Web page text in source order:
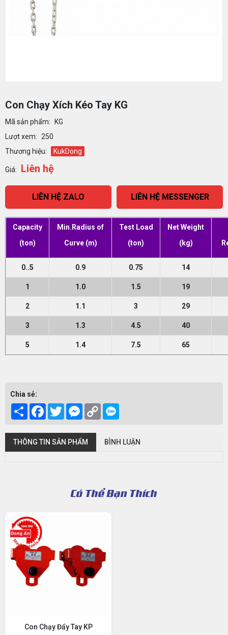
Con Chạy Xích Kéo Tay KG
Mã sản phẩm:
KG
Lượt xem: 250
Thương hiệu:
KukDong
Giá: Liên hệ
LIÊN HỆ ZALO LIÊN HỆ MESSENGER
Capacity
(ton)
Min.Radius of
Curve (m)
Test Load
(ton)
Net Weight
(kg)
0..5 0.9 0.75 14
1 1.0 1.5 19
2 1.1 3 29
3 1.3 4.5 40
5 1.4 7.5 65
Chia sẻ:
Share Facebook
Twitter Messenger
Copy
Link
THÔNG TIN SẢN PHẨM BÌNH LUẬN
Có Thể Bạn Thích
Con Chạy Đẩy Tay KP